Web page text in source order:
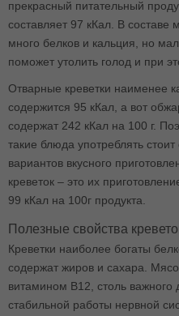
прекрасный питательный
составляет 97 кКал. В составе
много белков и кальция, но
поможет утолить голод и при
Отварные креветки наименее
содержится 95 кКал, а вот
содержат 242 кКал на 100 г.
такие блюда употреблять
вариантов вкусного
креветок – это их
99 кКал на 100г продукта.
Полезные свойства
Креветки наиболее богаты
содержат жиров и сахара.
витамином В12, столь важного
стабильной работы нервной